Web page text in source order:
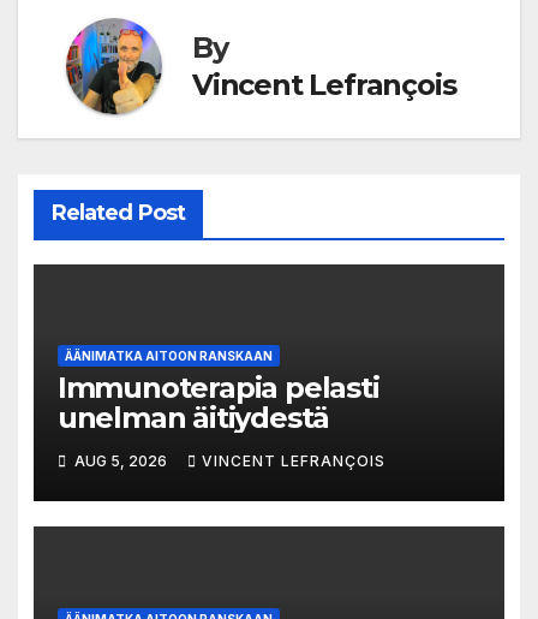
By
Vincent Lefrançois
Related Post
ÄÄNIMATKA AITOON RANSKAAN
Immunoterapia pelasti
unelman äitiydestä
AUG 5, 2026 VINCENT LEFRANÇOIS